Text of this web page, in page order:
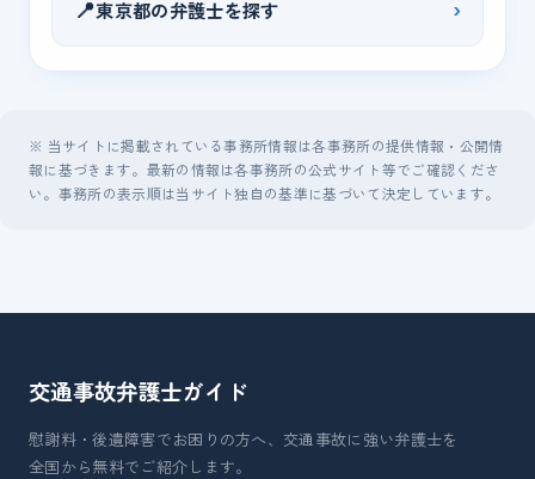
📍東京都の弁護士を探す ›
※ 当サイトに掲載されている事務所情報は各事務所の提供情報・公開情
報に基づきます。最新の情報は各事務所の公式サイト等でご確認くださ
い。事務所の表示順は当サイト独自の基準に基づいて決定しています。
交通事故弁護士ガイド
慰謝料・後遺障害でお困りの方へ、交通事故に強い弁護士を
全国から無料でご紹介します。